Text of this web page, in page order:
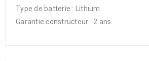
Type de batterie : Lithium
Garantie constructeur : 2 ans